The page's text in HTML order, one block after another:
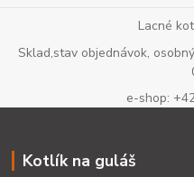
Lacné
Sklad,stav objednávok,
e-shop:
Kotlík na guláš